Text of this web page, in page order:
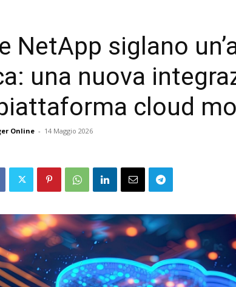
NetApp siglano
una nuova
cloud
Online - 14 Maggio 2026